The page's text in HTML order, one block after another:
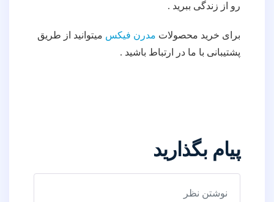
رو از زندگی ببرید .
برای خرید محصولات مدرن فیکس میتوانید از طریق
پشتیبانی با ما در ارتباط باشید .
پیام بگذارید